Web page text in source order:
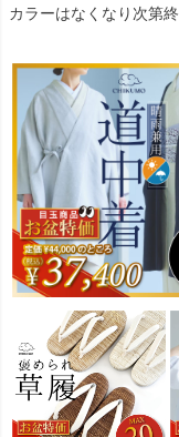
カラーはなくなり次第